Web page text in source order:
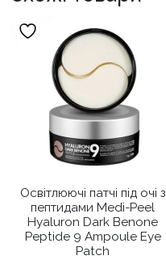
Освітлюючі патчі під очі з
пептидами Medi-Peel
Hyaluron Dark Benone
Peptide 9 Ampoule Eye
Patch